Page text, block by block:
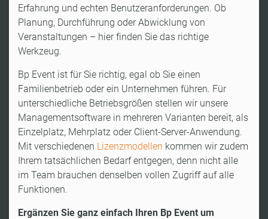
Erfahrung und echten Benutzeranforderungen. Ob
Planung, Durchführung oder Abwicklung von
Veranstaltungen – hier finden Sie das richtige
Werkzeug.
Bp Event ist für Sie richtig, egal ob Sie einen
Familienbetrieb oder ein Unternehmen führen. Für
unterschiedliche Betriebsgrößen stellen wir unsere
Managementsoftware in mehreren Varianten bereit, als
Einzelplatz, Mehrplatz oder Client-Server-Anwendung.
Mit verschiedenen Lizenzmodellen kommen wir zudem
Ihrem tatsächlichen Bedarf entgegen, denn nicht alle
im Team brauchen denselben vollen Zugriff auf alle
Funktionen.
Ergänzen Sie ganz einfach Ihren Bp Event um